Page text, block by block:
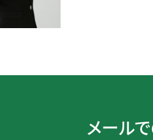
メール